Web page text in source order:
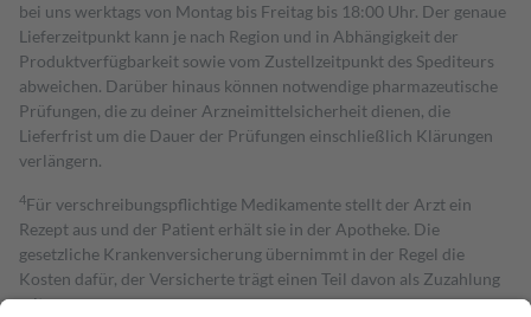
bei uns werktags von Montag bis Freitag bis 18:00 Uhr. Der genaue
Lieferzeitpunkt kann je nach Region und in Abhängigkeit der
Produktverfügbarkeit sowie vom Zustellzeitpunkt des Spediteurs
abweichen. Darüber hinaus können notwendige pharmazeutische
Prüfungen, die zu deiner Arzneimittelsicherheit dienen, die
Lieferfrist um die Dauer der Prüfungen einschließlich Klärungen
verlängern.
4Für verschreibungspflichtige Medikamente stellt der Arzt ein
Rezept aus und der Patient erhält sie in der Apotheke. Die
gesetzliche Krankenversicherung übernimmt in der Regel die
Kosten dafür, der Versicherte trägt einen Teil davon als Zuzahlung
mit.